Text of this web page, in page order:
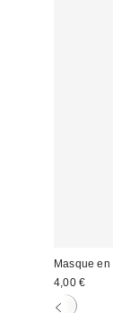
Masque
4,00 €